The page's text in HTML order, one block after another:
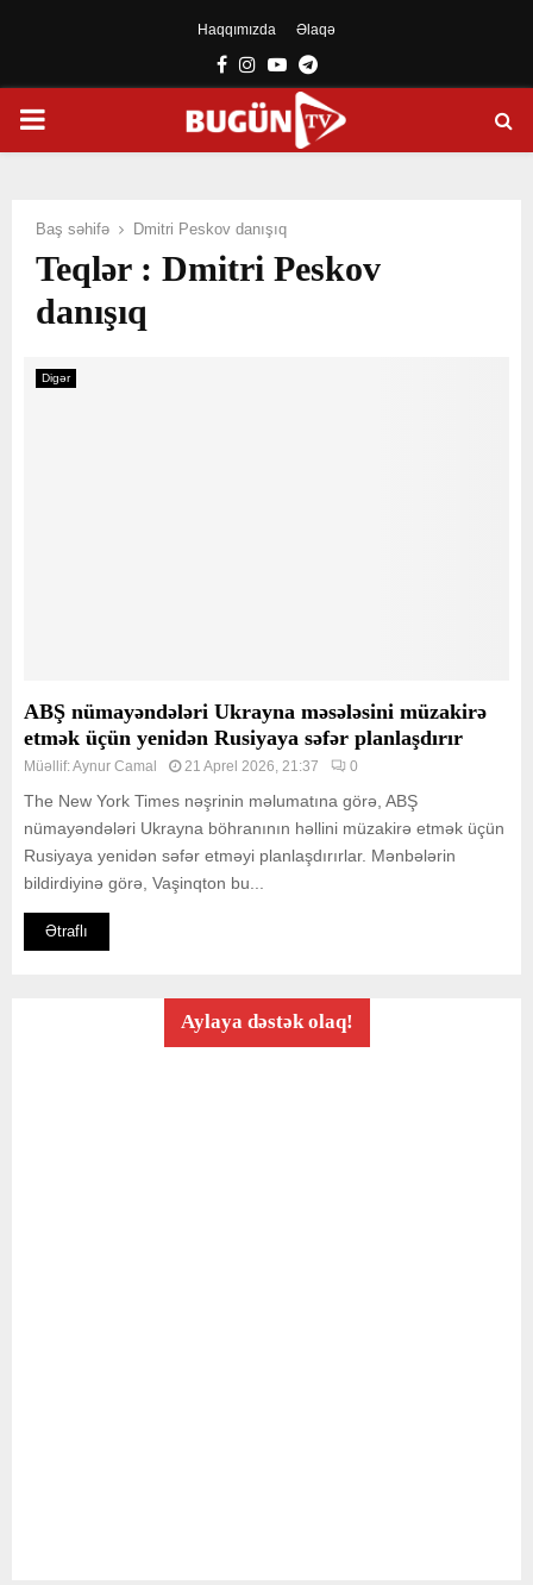
Haqqımızda Əlaqə
Facebook
Instagram
YoutubeTelegram
PRIMARY
Baş səhifə Dmitri Peskov danışıq
Teqlər : Dmitri Peskov
danışıq
Digər
ABŞ nümayəndələri Ukrayna məsələsini müzakirə
etmək üçün yenidən Rusiyaya səfər planlaşdırır
Müəllif:Aynur Camal 21 Aprel 2026, 21:37 0
The New York Times nəşrinin məlumatına görə, ABŞ
nümayəndələri Ukrayna böhranının həllini müzakirə etmək üçün
Rusiyaya yenidən səfər etməyi planlaşdırırlar. Mənbələrin
bildirdiyinə görə, Vaşinqton bu...
Ətraflı
Aylaya dəstək olaq!